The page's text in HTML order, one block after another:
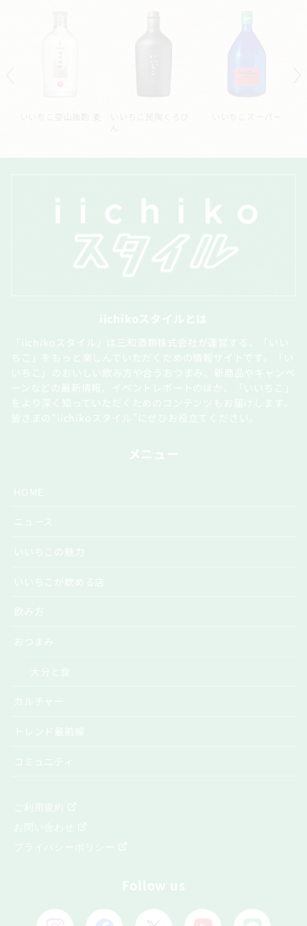
iichikoスタイルとは
「iichikoスタイル」は三和酒類株式会社が運営する、「いい
ちこ」をもっと楽しんでいただくための情報サイトです。「い
いちこ」のおいしい飲み方や合うおつまみ、新商品やキャンペ
ーンなどの最新情報、イベントレポートのほか、「いいちこ」
をより深く知っていただくためのコンテンツもお届けします。
皆さまの“iichikoスタイル”にぜひお役立てください。
メニュー
HOME
ニュース
いいちこの魅力
いいちこが飲める店
飲み方
おつまみ
カルチャー
トレンド最前線
コミュニティ
ご利用規約
お問い合わせ
プライバシーポリシー
Follow us